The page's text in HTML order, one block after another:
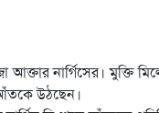
আক্তার নার্গিসের। মুক্তি
আঁতকে উঠছেন।